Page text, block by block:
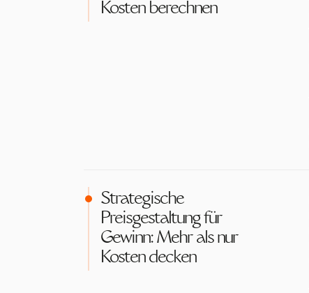
Kosten berechnen
Strategische
Preisgestaltung für
Gewinn: Mehr als nur
Kosten decken